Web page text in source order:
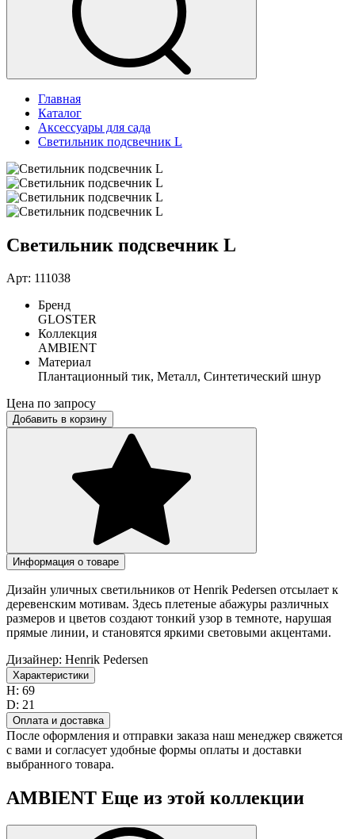
Главная
Каталог
Аксессуары для сада
Светильник подсвечник L
Светильник подсвечник L
Арт: 111038
Бренд
GLOSTER
Коллекция
AMBIENT
Материал
Плантационный тик, Металл, Синтетический шнур
Цена по запросу
Добавить в корзину
Информация о товаре
Дизайн уличных светильников от Henrik Pedersen отсылает к
деревенским мотивам. Здесь плетеные абажуры различных
размеров и цветов создают тонкий узор в темноте, нарушая
прямые линии, и становятся яркими световыми акцентами.
Дизайнер: Henrik Pedersen
Характеристики
H: 69
D: 21
Оплата и доставка
После оформления и отправки заказа наш менеджер свяжется
с вами и согласует удобные формы оплаты и доставки
выбранного товара.
AMBIENT Еще из этой коллекции